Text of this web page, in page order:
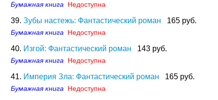
Бумажная книга Недоступна
39. Зубы настежь: Фантастический роман 165 руб.
Бумажная книга Недоступна
40. Изгой: Фантастический роман 143 руб.
Бумажная книга Недоступна
41. Империя Зла: Фантастический роман 165 руб.
Бумажная книга Недоступна